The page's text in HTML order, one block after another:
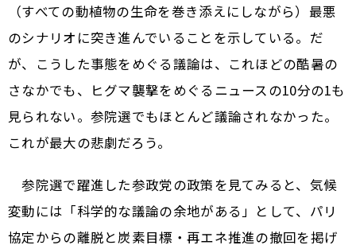
（すべての動植物の生命を巻き添えにしながら）最悪
のシナリオに突き進んでいることを示している。だ
が、こうした事態をめぐる議論は、これほどの酷暑の
さなかでも、ヒグマ襲撃をめぐるニュースの10分の1も
見られない。参院選でもほとんど議論されなかった。
これが最大の悲劇だろう。
参院選で躍進した参政党の政策を見てみると、気候
変動には「科学的な議論の余地がある」として、パリ
協定からの離脱と炭素目標・再エネ推進の撤回を掲げ